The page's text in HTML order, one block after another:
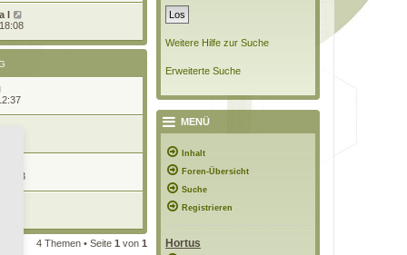
l
4 Themen • Seite 1 von 1
Weitere Hilfe zur Suche
Erweiterte Suche
MENÜ
Inhalt
Foren-Übersicht
Suche
Registrieren
Hortus